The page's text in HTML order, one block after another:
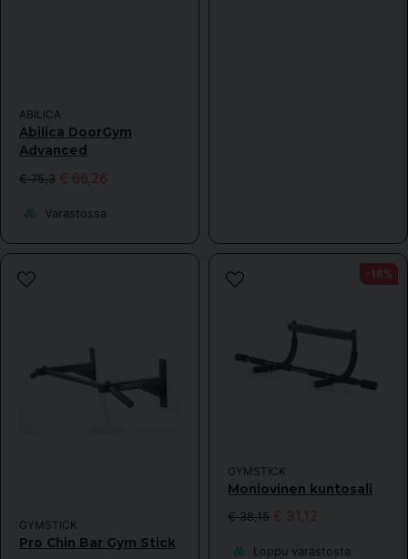
ABILICA
Abilica DoorGym
Advanced
€ 75,3 € 66,26
Varastossa
GYMSTICK
Pro Chin Bar Gym Stick
GYMSTICK
Moniovinen kuntosali
€ 38,15 € 31,12
Loppu varastosta
-18%